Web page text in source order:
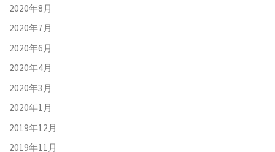
2020年8月
2020年7月
2020年6月
2020年4月
2020年3月
2020年1月
2019年12月
2019年11月